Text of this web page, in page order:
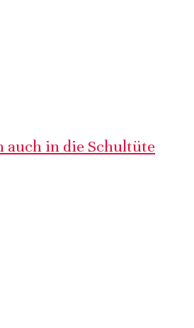
auch in die Schultüte